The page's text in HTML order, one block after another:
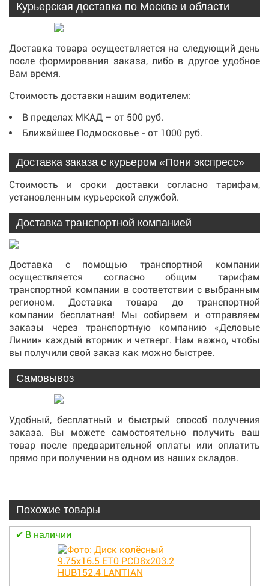
Курьерская доставка по Москве и области
Доставка товара осуществляется на следующий день
после формирования заказа, либо в другое удобное
Вам время.
Стоимость доставки нашим водителем:
В пределах МКАД – от 500 руб.
Ближайшее Подмосковье - от 1000 руб.
Доставка заказа с курьером «Пони экспресс»
Стоимость и сроки доставки согласно тарифам,
установленным курьерской службой.
Доставка транспортной компанией
Доставка с помощью транспортной компании
осуществляется согласно общим тарифам
транспортной компании в соответствии с выбранным
регионом. Доставка товара до транспортной
компании бесплатная! Мы собираем и отправляем
заказы через транспортную компанию «Деловые
Линии» каждый вторник и четверг. Нам важно, чтобы
вы получили свой заказ как можно быстрее.
Самовывоз
Удобный, бесплатный и быстрый способ получения
заказа. Вы можете самостоятельно получить ваш
товар после предварительной оплаты или оплатить
прямо при получении на одном из наших складов.
Похожие товары
В наличии